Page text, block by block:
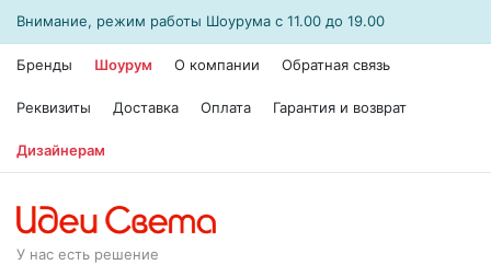
Внимание, режим работы Шоурума с 11.00 до 19.00
Бренды Шоурум О компании Обратная связь
Реквизиты Доставка Оплата Гарантия и возврат
Дизайнерам
У нас есть решение